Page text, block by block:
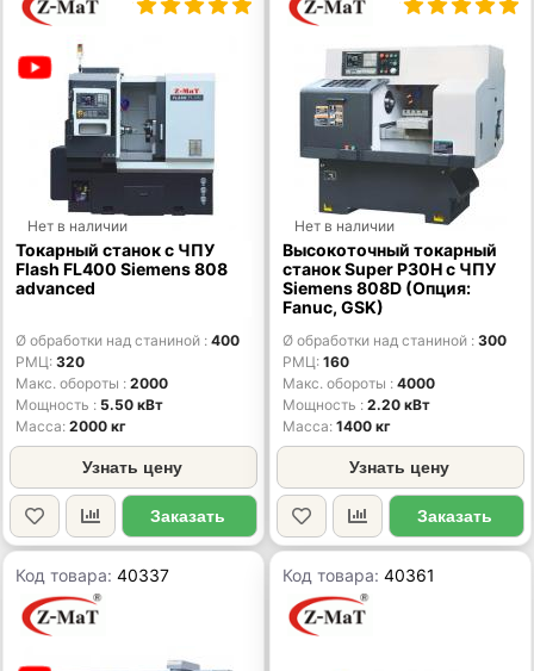
Нет в наличии
Токарный станок с ЧПУ
Flash FL400 Siemens 808
advanced
Ø обработки над станиной
400
РМЦ 320
Макс. обороты
2000
Мощность
5.50 кВт
Масса 2000 кг
Узнать цену
Заказать
Нет в наличии
Высокоточный токарный
станок Super P30H с ЧПУ
Siemens 808D (Опция:
Fanuc, GSK)
Ø обработки над станиной
300
РМЦ 160
Макс. обороты
4000
Мощность
2.20 кВт
Масса 1400 кг
Узнать цену
Заказать
Код товара:40337 Код товара:40361